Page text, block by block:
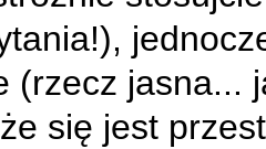
(rzecz jasna...
się jest